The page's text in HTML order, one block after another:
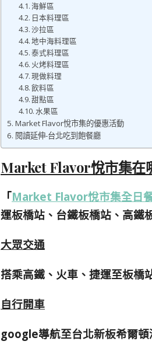
海鮮區
日本料理區
沙拉區
地中海料理區
泰式料理區
火烤料理區
現做料理
飲料區
甜點區
水果區
Market Flavor悅市集的優惠活動
閱讀延伸-台北吃到飽餐廳
Market Flavor悅市集在
「Market Flavor悅市集全日
運板橋站、台鐵板橋站、高鐵
大眾交通
搭乘高鐵、火車、捷運至板橋
自行開車
google導航至台北新板希爾頓